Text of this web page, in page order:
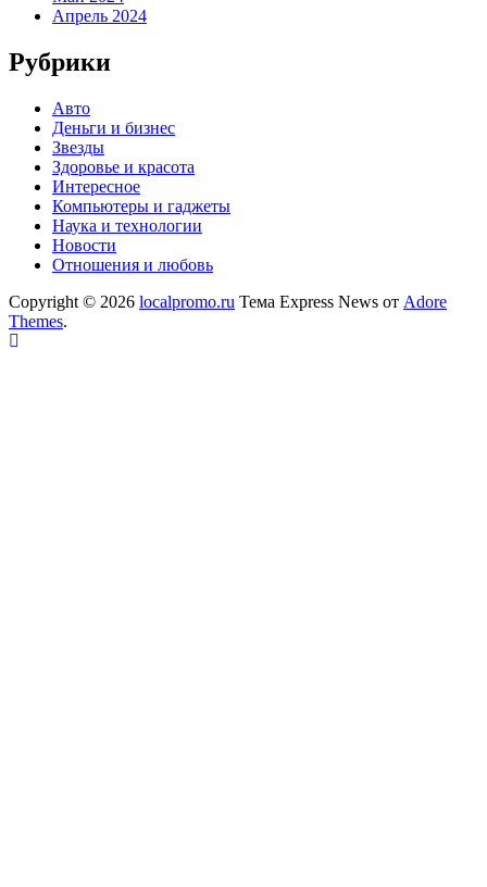
Апрель 2024
Рубрики
Авто
Деньги и бизнес
Звезды
Здоровье и красота
Интересное
Компьютеры и гаджеты
Наука и технологии
Новости
Отношения и любовь
Copyright © 2026 localpromo.ru Тема Express News от Adore
Themes.